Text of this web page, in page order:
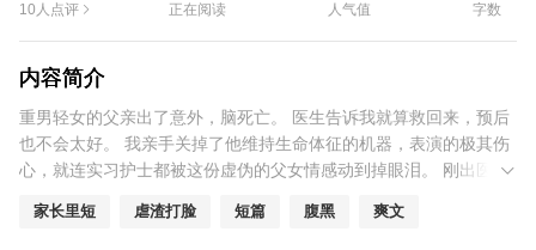
10人点评
正在阅读
人气值
字数
内容简介
重男轻女的父亲出了意外，脑死亡。 医生告诉我就算救回来，预后
也不会太好。 我亲手关掉了他维持生命体征的机器，表演的极其伤
心，就连实习护士都被这份虚伪的父女情感动到掉眼泪。 刚出医院
亲生女儿当畜生对待，绝对想不到，我会拿着你的巨额赔偿金创死
家长里短 虐渣打脸 短篇 腹黑 爽文